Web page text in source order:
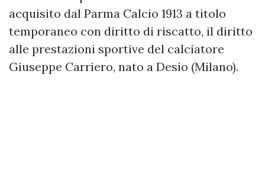
acquisito dal Parma Calcio 1913 a titolo
temporaneo con diritto di riscatto, il diritto
alle prestazioni sportive del calciatore
Giuseppe Carriero, nato a Desio (Milano).